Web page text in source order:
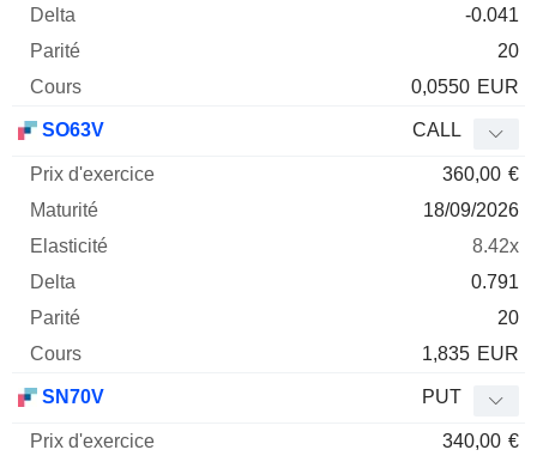
-0.041
20
0,0550 EUR
SO63V CALL
360,00 €
18/09/2026
8.42x
0.791
20
1,835 EUR
SN70V PUT
340,00 €